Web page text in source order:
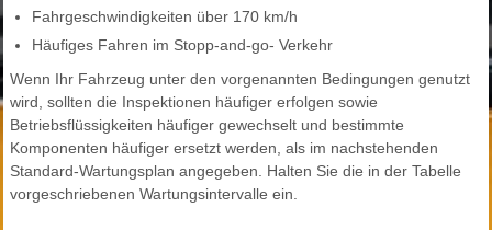
Fahrgeschwindigkeiten über 170 km/h
Häufiges Fahren im Stopp-and-go- Verkehr
Wenn Ihr Fahrzeug unter den vorgenannten Bedingungen genutzt
wird, sollten die Inspektionen häufiger erfolgen sowie
Betriebsflüssigkeiten häufiger gewechselt und bestimmte
Komponenten häufiger ersetzt werden, als im nachstehenden
Standard-Wartungsplan angegeben. Halten Sie die in der Tabelle
vorgeschriebenen Wartungsintervalle ein.